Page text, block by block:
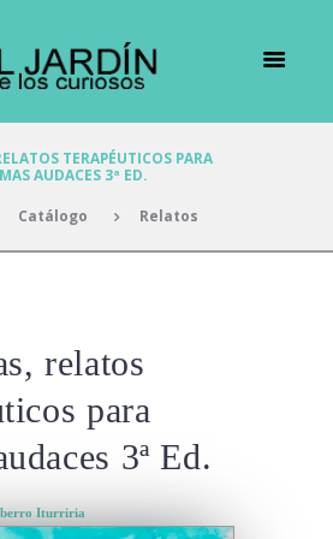
TERAPÉUTICOS PARA
AUDACES 3ª ED.
Catálogo Relatos
relatos
para
3ª Ed.
Iturriria